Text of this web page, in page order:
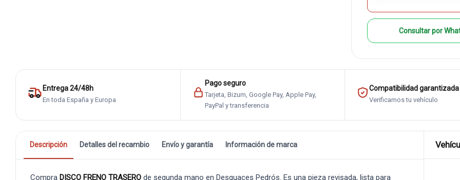
Consultar por
Entrega 24/48h
En toda España y Europa
Pago seguro
Tarjeta, Bizum, Google Pay, Apple Pay,
PayPal y transferencia
Compatibilidad garantizada
Verificamos tu vehículo
Descripción Detalles del recambio Envío y garantía Información de marca
Compra DISCO FRENO TRASERO de segunda mano en Desguaces Pedrós. Es una pieza revisada, lista para